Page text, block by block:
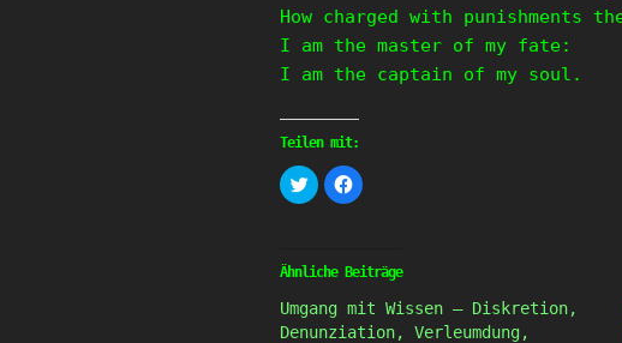
How charged with punishments
I am the master of my fate:
I am the captain of my soul.
Teilen mit:
Klick,
um
über
(Wird
in
Fenster
geöffnet)
Klick,
um
(Wird
in
Fenster
geöffnet)
Ähnliche Beiträge
Umgang mit Wissen – Diskretion,
Denunziation, Verleumdung,